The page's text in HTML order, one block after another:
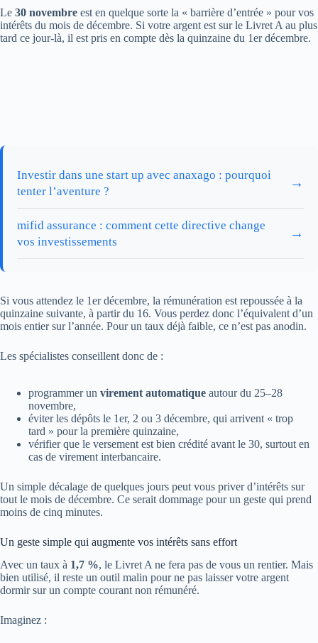
Le 30 novembre est en quelque sorte la « barrière d’entrée » pour vos
intérêts du mois de décembre. Si votre argent est sur le Livret A au plus
tard ce jour-là, il est pris en compte dès la quinzaine du 1er décembre.
Investir dans une start up avec anaxago : pourquoi
tenter l’aventure ?
→
mifid assurance : comment cette directive change
vos investissements
→
Si vous attendez le 1er décembre, la rémunération est repoussée à la
quinzaine suivante, à partir du 16. Vous perdez donc l’équivalent d’un
mois entier sur l’année. Pour un taux déjà faible, ce n’est pas anodin.
Les spécialistes conseillent donc de :
programmer un virement automatique autour du 25–28
novembre,
éviter les dépôts le 1er, 2 ou 3 décembre, qui arrivent « trop
tard » pour la première quinzaine,
vérifier que le versement est bien crédité avant le 30, surtout en
cas de virement interbancaire.
Un simple décalage de quelques jours peut vous priver d’intérêts sur
tout le mois de décembre. Ce serait dommage pour un geste qui prend
moins de cinq minutes.
Un geste simple qui augmente vos intérêts sans effort
Avec un taux à 1,7 %, le Livret A ne fera pas de vous un rentier. Mais
bien utilisé, il reste un outil malin pour ne pas laisser votre argent
dormir sur un compte courant non rémunéré.
Imaginez :